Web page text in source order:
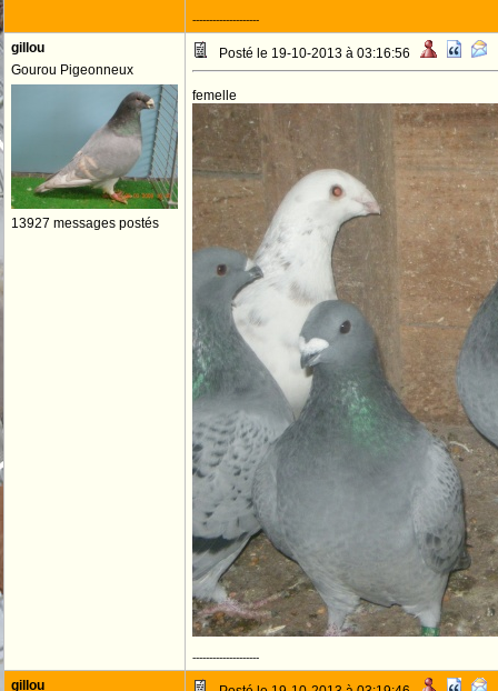
--------------------
gillou
Gourou Pigeonneux
13927 messages postés
Posté le 19-10-2013 à 03:16:56
femelle
--------------------
gillou